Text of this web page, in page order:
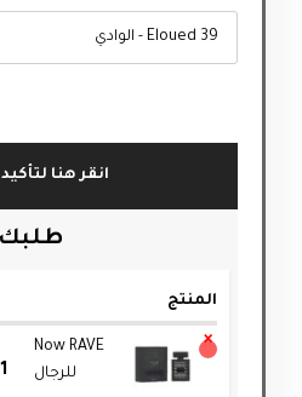
39 Eloued - الوادي
انقر هنا
طلبك
المنتج
×
Now RAVE
للرجال